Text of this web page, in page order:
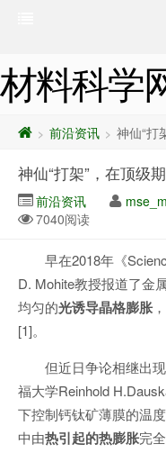
材料科学
> 前沿资讯 > 神仙“打
神仙“打架”，在顶级
前沿资讯
7040阅读
早在2018年《
D. Mohite教授报道了金
均匀的光诱导晶格膨胀
[1]。
但近日争论相继出
福大学Reinhold
下控制钙钛矿薄膜的温
中由热引起的热膨胀完